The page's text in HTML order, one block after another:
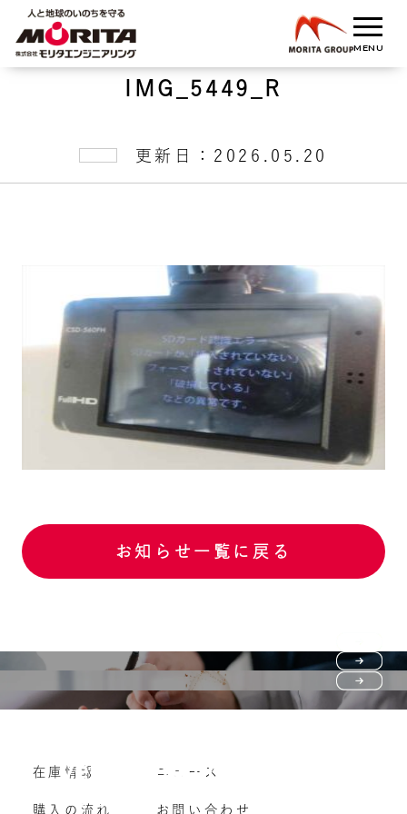
IMG_5449_R
更新日：2026.05.20
お知らせ一覧に戻る
購入の流れ
よくいただくご質問
Vehicle purchase
車両買い取り
在庫情報
購入の流れ
ニュース
お問い合わせ